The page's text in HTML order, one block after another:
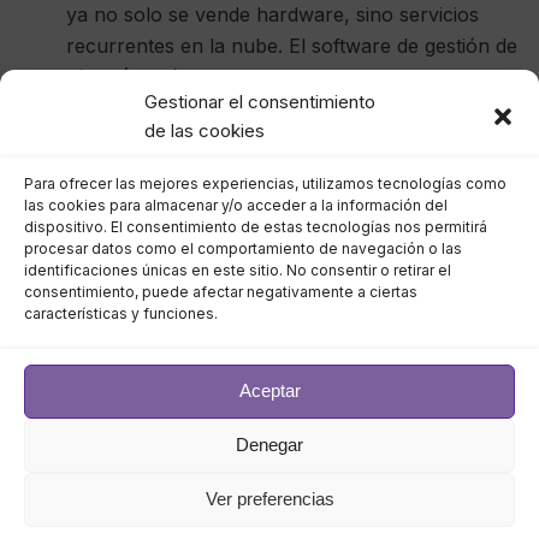
Gestionar el consentimiento
de las cookies
Para ofrecer las mejores experiencias, utilizamos tecnologías como
las cookies para almacenar y/o acceder a la información del
dispositivo. El consentimiento de estas tecnologías nos permitirá
procesar datos como el comportamiento de navegación o las
identificaciones únicas en este sitio. No consentir o retirar el
consentimiento, puede afectar negativamente a ciertas
características y funciones.
Aceptar
Denegar
Ver preferencias
ya no solo se vende hardware, sino servicios
recurrentes en la nube. El software de gestión de
vídeo (VMS) basado en cloud crece
exponencialmente, especialmente en Estados
Unidos y Canadá.
3.- Demanda de soluciones
inteligentes
La incorporación de analítica avanzada y
convirtiendo lavideovigilanciaen una
herramienta más proactiva, capaz de detectar
comportamientos sospechosos, reconocer